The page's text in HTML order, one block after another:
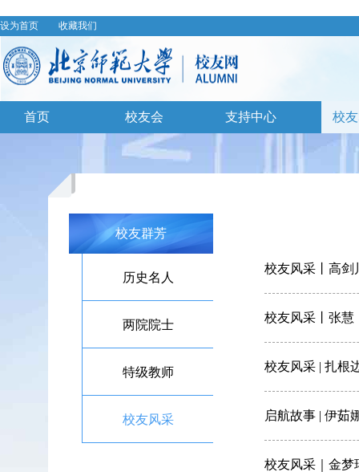
设为首页 收藏我们
首页 校友会 支持中心 校
校友群芳
历史名人
两院院士
特级教师
校友风采
校友风采丨高剑
校友风采丨张慧
校友风采 | 扎根
启航故事 | 伊茹
校友风采｜金梦